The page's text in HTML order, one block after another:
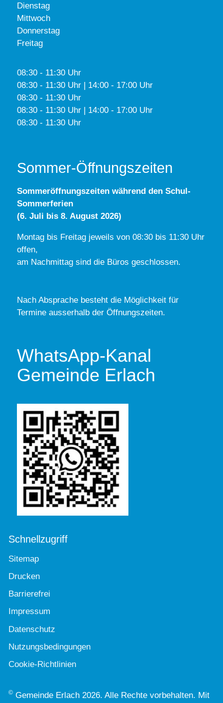
Dienstag
Mittwoch
Donnerstag
Freitag
08:30 - 11:30 Uhr
08:30 - 11:30 Uhr | 14:00 - 17:00 Uhr
08:30 - 11:30 Uhr
08:30 - 11:30 Uhr | 14:00 - 17:00 Uhr
08:30 - 11:30 Uhr
Sommer-Öffnungszeiten
Sommeröffnungszeiten während den Schul-
Sommerferien
(6. Juli bis 8. August 2026)
Montag bis Freitag jeweils von 08:30 bis 11:30 Uhr
offen,
am Nachmittag sind die Büros geschlossen.
Nach Absprache besteht die Möglichkeit für
Termine ausserhalb der Öffnungszeiten.
WhatsApp-Kanal
Gemeinde Erlach
Schnellzugriff
Sitemap
Drucken
Barrierefrei
Impressum
Datenschutz
Nutzungsbedingungen
Cookie-Richtlinien
© Gemeinde Erlach 2026. Alle Rechte vorbehalten. Mit